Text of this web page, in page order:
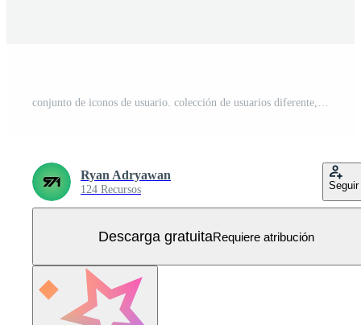
conjunto de iconos de usuario. colección de usuarios diferente, interfaz de usuario en estilo plano y contorno. vector Vector Gratis
Ryan Adryawan
124 Recursos Seguir
Descarga gratuitaRequiere atribución